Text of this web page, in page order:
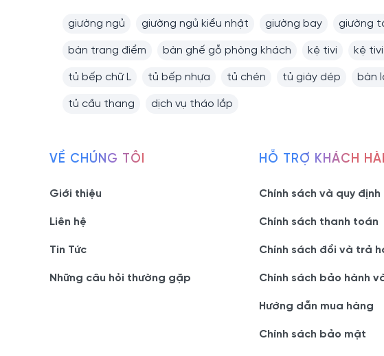
giường ngủ giường ngủ kiểu nhật giường bay giường
bàn trang điểm bàn ghế gỗ phòng khách kệ tivi kệ
tủ bếp chữ L tủ bếp nhựa tủ chén tủ giày dép bàn
tủ cầu thang dịch vụ tháo lắp
VỀ CHÚNG TÔI
Giới thiệu
Liên hệ
Tin Tức
Những câu hỏi thường gặp
HỖ TRỢ KHÁCH
Chính sách và quy định
Chính sách thanh toán
Chính sách đổi và trả
Chính sách bảo hành
Hướng dẫn mua hàng
Chính sách bảo mật